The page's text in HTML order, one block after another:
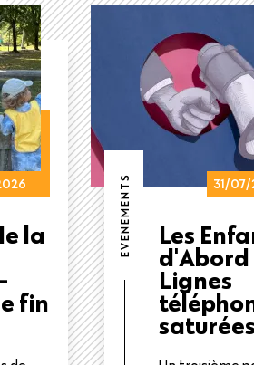
la
fin
EVENEMENTS 31/
Les
d'Abord
Lignes
saturées